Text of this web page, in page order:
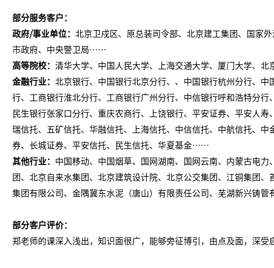
部分服务客户：
政府/事业单位： 北京卫戍区、原总装司令部、北京建工集团、国家
市政府、中央警卫局……
高等院校： 清华大学、中国人民大学、上海交通大学、厦门大学、
金融行业： 北京银行、中国银行北京分行、、中国银行杭州分行、
行、工商银行淮北分行、工商银行广州分行、中信银行呼和浩特分
民生银行张家口分行、重庆农商行、上饶银行、平安证券、平安人
瑞信托、五矿信托、华融信托、上海信托、中信信托、中航信托、
券、长城证券、平安信托、民生信托、华夏基金……
其他行业： 中国移动、中国烟草、国网湖南、国网云南、内蒙古电
团、北京自来水集团、北京建筑设计院、北京公交集团、江铜集团
集团有限公司、金隅冀东水泥（唐山）有限责任公司、芜湖新兴铸管
部分客户评价：
郑老师的课深入浅出，知识面很广，能够旁征博引，由点及面，深